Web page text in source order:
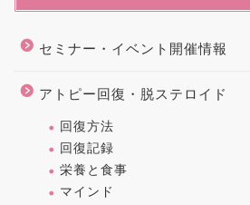
セミナー・イベント開催情報
アトピー回復・脱ステロイド
回復方法
回復記録
栄養と食事
マインド